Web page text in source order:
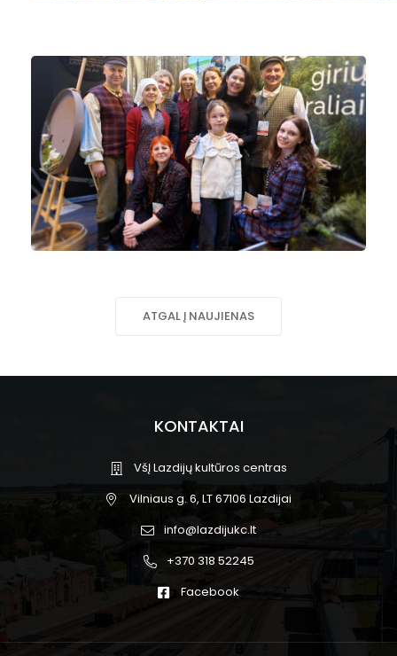
ATGAL Į NAUJIENAS
KONTAKTAI
VšĮ Lazdijų kultūros centras
Vilniaus g. 6, LT 67106 Lazdijai
info@lazdijukc.lt
+370 318 52245
Facebook